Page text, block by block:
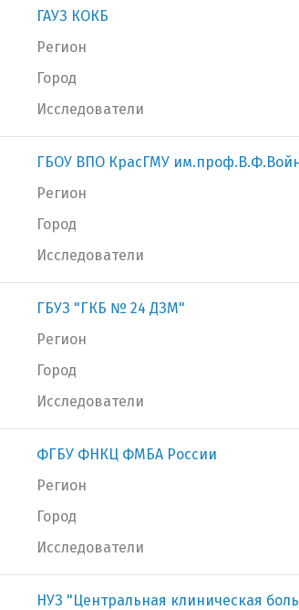
ГАУЗ КОКБ
Регион
Город
Исследователи
ГБОУ ВПО КрасГМУ
Регион
Город
Исследователи
ГБУЗ "ГКБ № 24 ДЗМ"
Регион
Город
Исследователи
ФГБУ ФНКЦ ФМБА России
Регион
Город
Исследователи
НУЗ "Центральная клиническая